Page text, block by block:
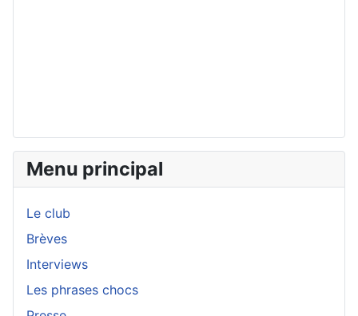
Menu principal
Le club
Brèves
Interviews
Les phrases chocs